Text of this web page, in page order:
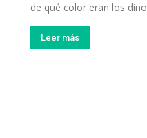
de qué color eran los
Leer más